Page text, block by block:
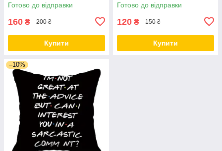
Готово до відправки
160 ₴ 200 ₴
Купити
Готово до відправки
120 ₴ 150 ₴
Купити
–10%